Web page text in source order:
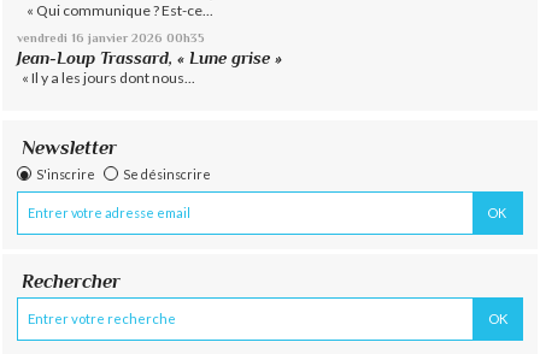
« Qui communique ? Est-ce...
vendredi 16 janvier 2026 00h35
Jean-Loup Trassard, « Lune grise »
« Il y a les jours dont nous...
Newsletter
S'inscrire Se désinscrire
Rechercher